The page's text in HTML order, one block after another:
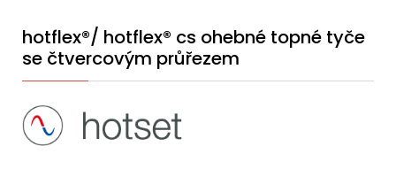
hotflex®/ hotflex® cs ohebné topné tyče
se čtvercovým průřezem